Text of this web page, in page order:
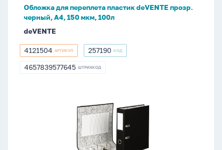
150
мкм,
100л
Обложка для переплета пластик deVENTE прозр.
черный, А4, 150 мкм, 100л
deVENTE
4121504
4121504 АРТИКУЛ 257190
257190 КОД
4657839577645
4657839577645 ШТРИХКОД